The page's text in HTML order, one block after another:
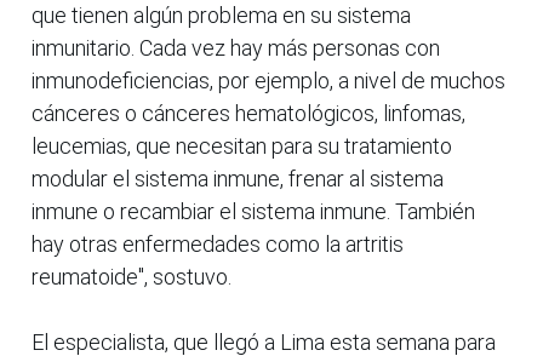
que tienen algún problema en su sistema
inmunitario. Cada vez hay más personas con
inmunodeficiencias, por ejemplo, a nivel de muchos
cánceres o cánceres hematológicos, linfomas,
leucemias, que necesitan para su tratamiento
modular el sistema inmune, frenar al sistema
inmune o recambiar el sistema inmune. También
hay otras enfermedades como la artritis
reumatoide", sostuvo.
El especialista, que llegó a Lima esta semana para